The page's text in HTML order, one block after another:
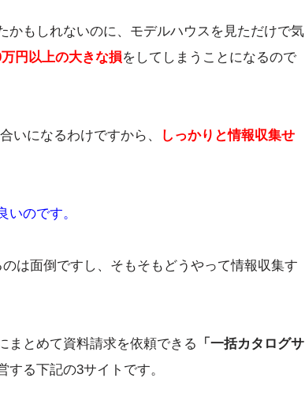
かもしれないのに、モデルハウスを見ただけで気
円以上の大きな損をしてしまうことになるので
いになるわけですから、
しっかりと情報収集せ
いのです。
は面倒ですし、そもそもどうやって情報収集す
まとめて資料請求を依頼できる 「一括カタログサ
る下記の3サイトです。